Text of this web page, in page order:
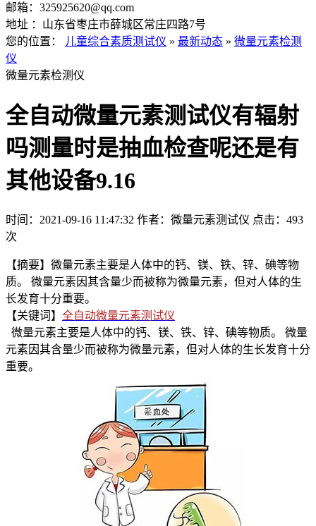
邮箱：325925620@qq.com
地址 ：山东省枣庄市薛城区常庄四路7号
您的位置：
儿童综合素质测试仪 » 最新动态 » 微量元素检测
仪
微量元素检测仪
全自动微量元素测试仪有辐射
吗测量时是抽血检查呢还是有
其他设备9.16
时间：2021-09-16 11:47:32 作者：微量元素测试仪 点击： 493
次
【摘要】微量元素主要是人体中的钙、镁、铁、锌、碘等物
质。 微量元素因其含量少而被称为微量元素，但对人体的生
长发育十分重要。
【关键词】 全自动微量元素测试仪
微量元素主要是人体中的钙、镁、铁、锌、碘等物质。 微量
元素因其含量少而被称为微量元素，但对人体的生长发育十分
重要。